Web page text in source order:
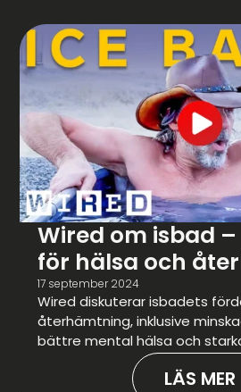
Wired om isbad
för hälsa och
17 september 2024
Wired diskuterar isbadets
återhämtning, inklusive
bättre mental hälsa och
LÄS MER